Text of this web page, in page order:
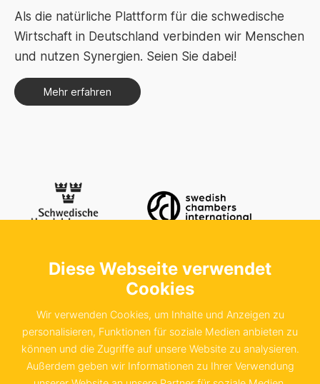
Als die natürliche Plattform für die schwedische
Wirtschaft in Deutschland verbinden wir Menschen
und nutzen Synergien. Seien Sie dabei!
Mehr erfahren
Kontaktieren Sie uns
Schwedische Handelskammer in der
Sachsenstraße 6
20097 Hamburg
Diese Webseite verwendet
Cookies
Wir verwenden Cookies, um Inhalte und Anzeigen zu
personalisieren, Funktionen für soziale Medien anbieten zu
können und die Zugriffe auf unsere Website zu analysieren.
Außerdem geben wir Informationen zu Ihrer Verwendung